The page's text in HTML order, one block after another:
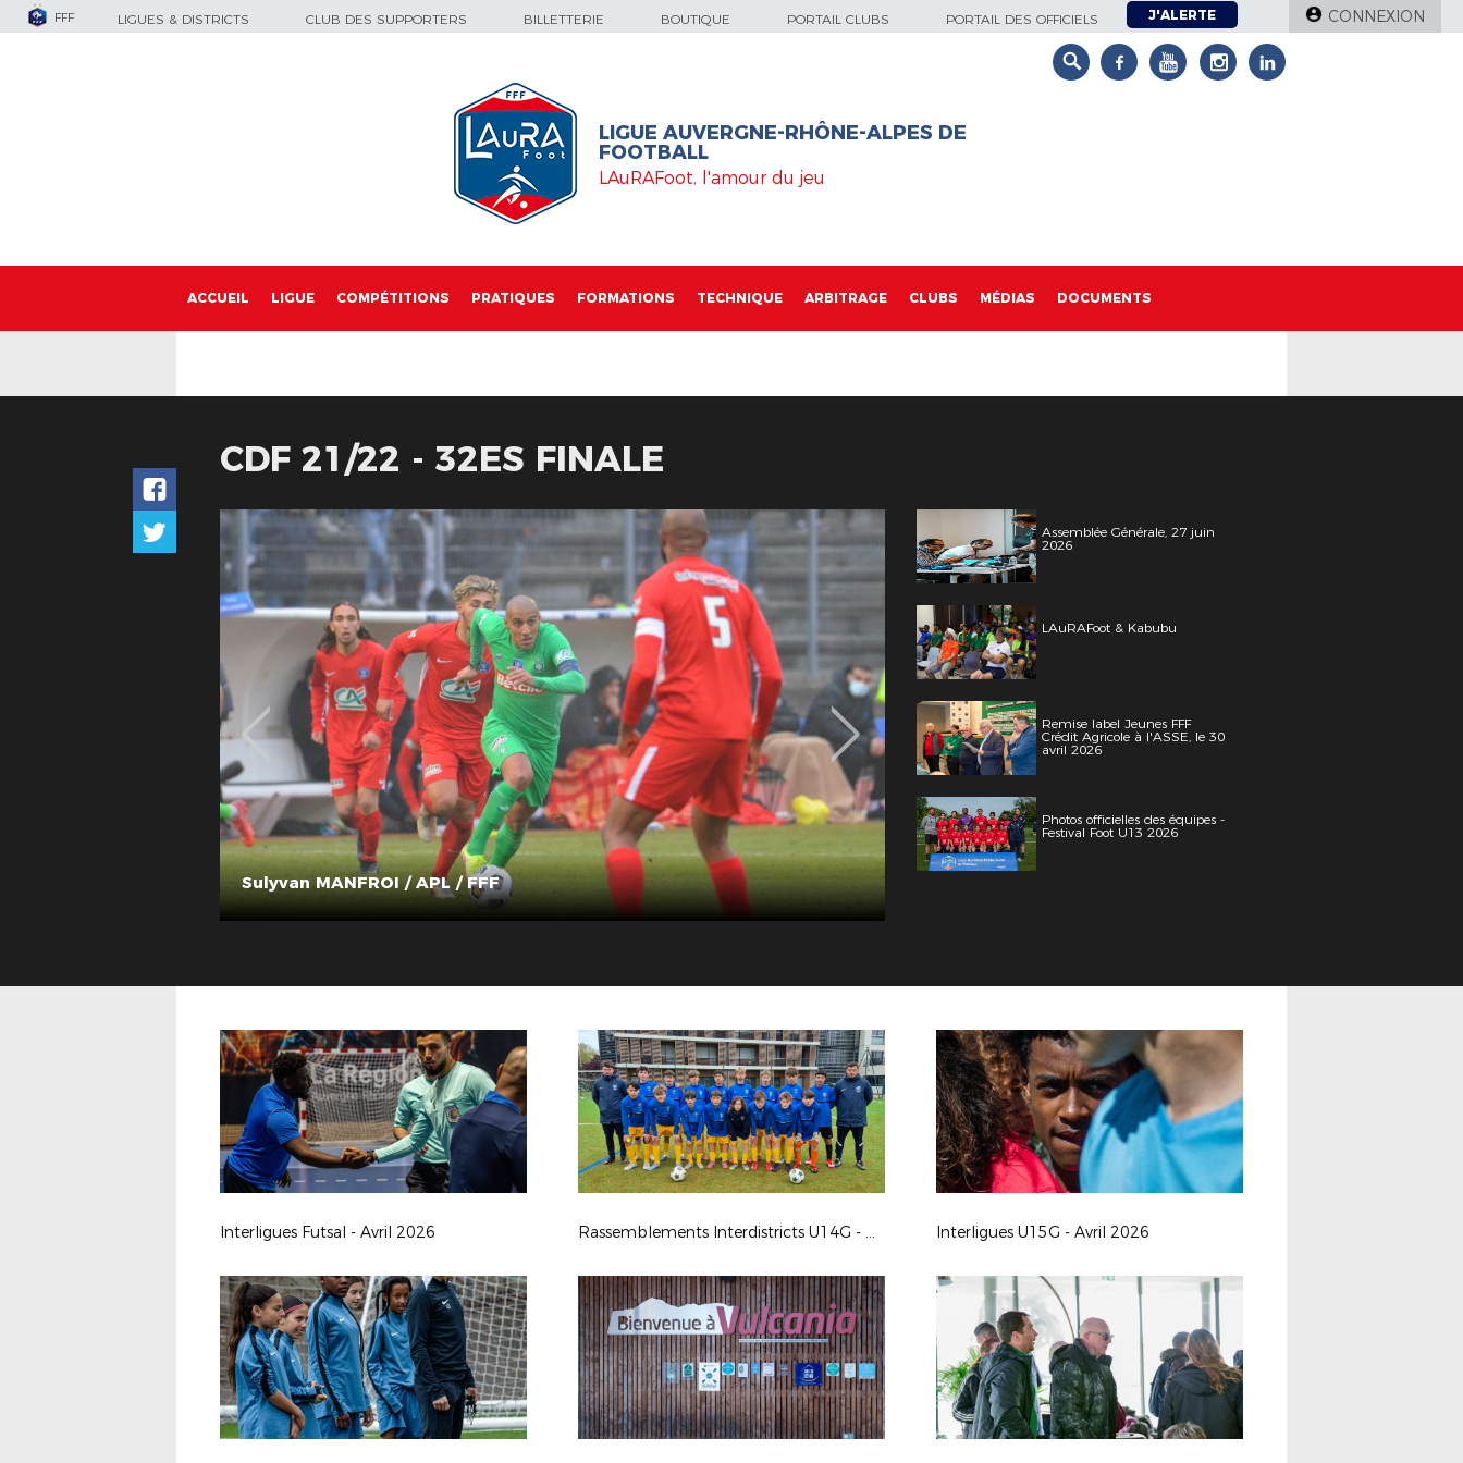
FFF LIGUES & DISTRICTS CLUB DES SUPPORTERS BILLETTERIE BOUTIQUE PORTAIL CLUBS PORTAIL DES OFFICIELS J'ALERTE CONNEXION
LIGUE AUVERGNE-RHÔNE-ALPES DE
FOOTBALL
LAuRAFoot, l'amour du jeu
ACCUEIL LIGUE COMPÉTITIONS PRATIQUES FORMATIONS TECHNIQUE ARBITRAGE CLUBS MÉDIAS DOCUMENTS
CDF 21/22 - 32ES FINALE
Sulyvan MANFROI / APL / FFF
Assemblée Générale, 27 juin
2026
LAuRAFoot & Kabubu
Remise label Jeunes FFF
Crédit Agricole à l'ASSE, le 30
avril 2026
Photos officielles des équipes -
Festival Foot U13 2026
Interligues Futsal - Avril 2026 Rassemblements Interdistricts U14G - Avr. 2026 Interligues U15G - Avril 2026